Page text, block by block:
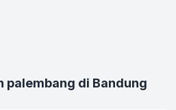
palembang di Bandung